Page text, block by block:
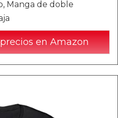
Manga de doble
en Amazon